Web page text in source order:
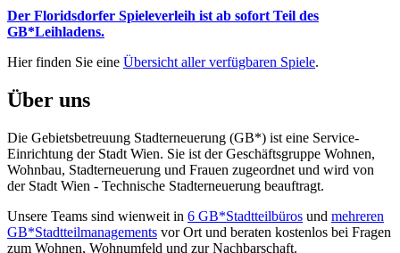
Der Floridsdorfer Spieleverleih ist ab sofort Teil des
GB*Leihladens.
Hier finden Sie eine Übersicht aller verfügbaren Spiele.
Über uns
Die Gebietsbetreuung Stadterneuerung (GB*) ist eine Service-
Einrichtung der Stadt Wien. Sie ist der Geschäfts­gruppe Wohnen,
Wohnbau, Stadt­erneuerung und Frauen zugeordnet und wird von
der Stadt Wien - Technische Stadterneuerung beauftragt.
Unsere Teams sind wienweit in 6 GB*Stadtteilbüros und mehreren
GB*Stadtteilmanagements vor Ort und beraten kostenlos bei Fragen
zum Wohnen, Wohnumfeld und zur Nachbarschaft.